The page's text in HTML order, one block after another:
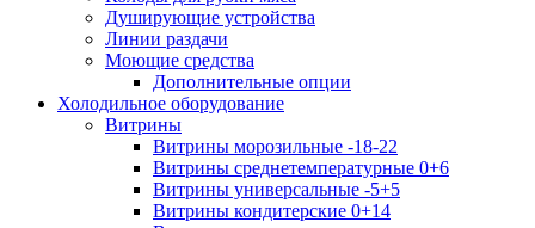
Душирующие устройства
Линии раздачи
Моющие средства
Дополнительные опции
Холодильное оборудование
Витрины
Витрины морозильные -18-22
Витрины среднетемпературные 0+6
Витрины универсальные -5+5
Витрины кондитерские 0+14